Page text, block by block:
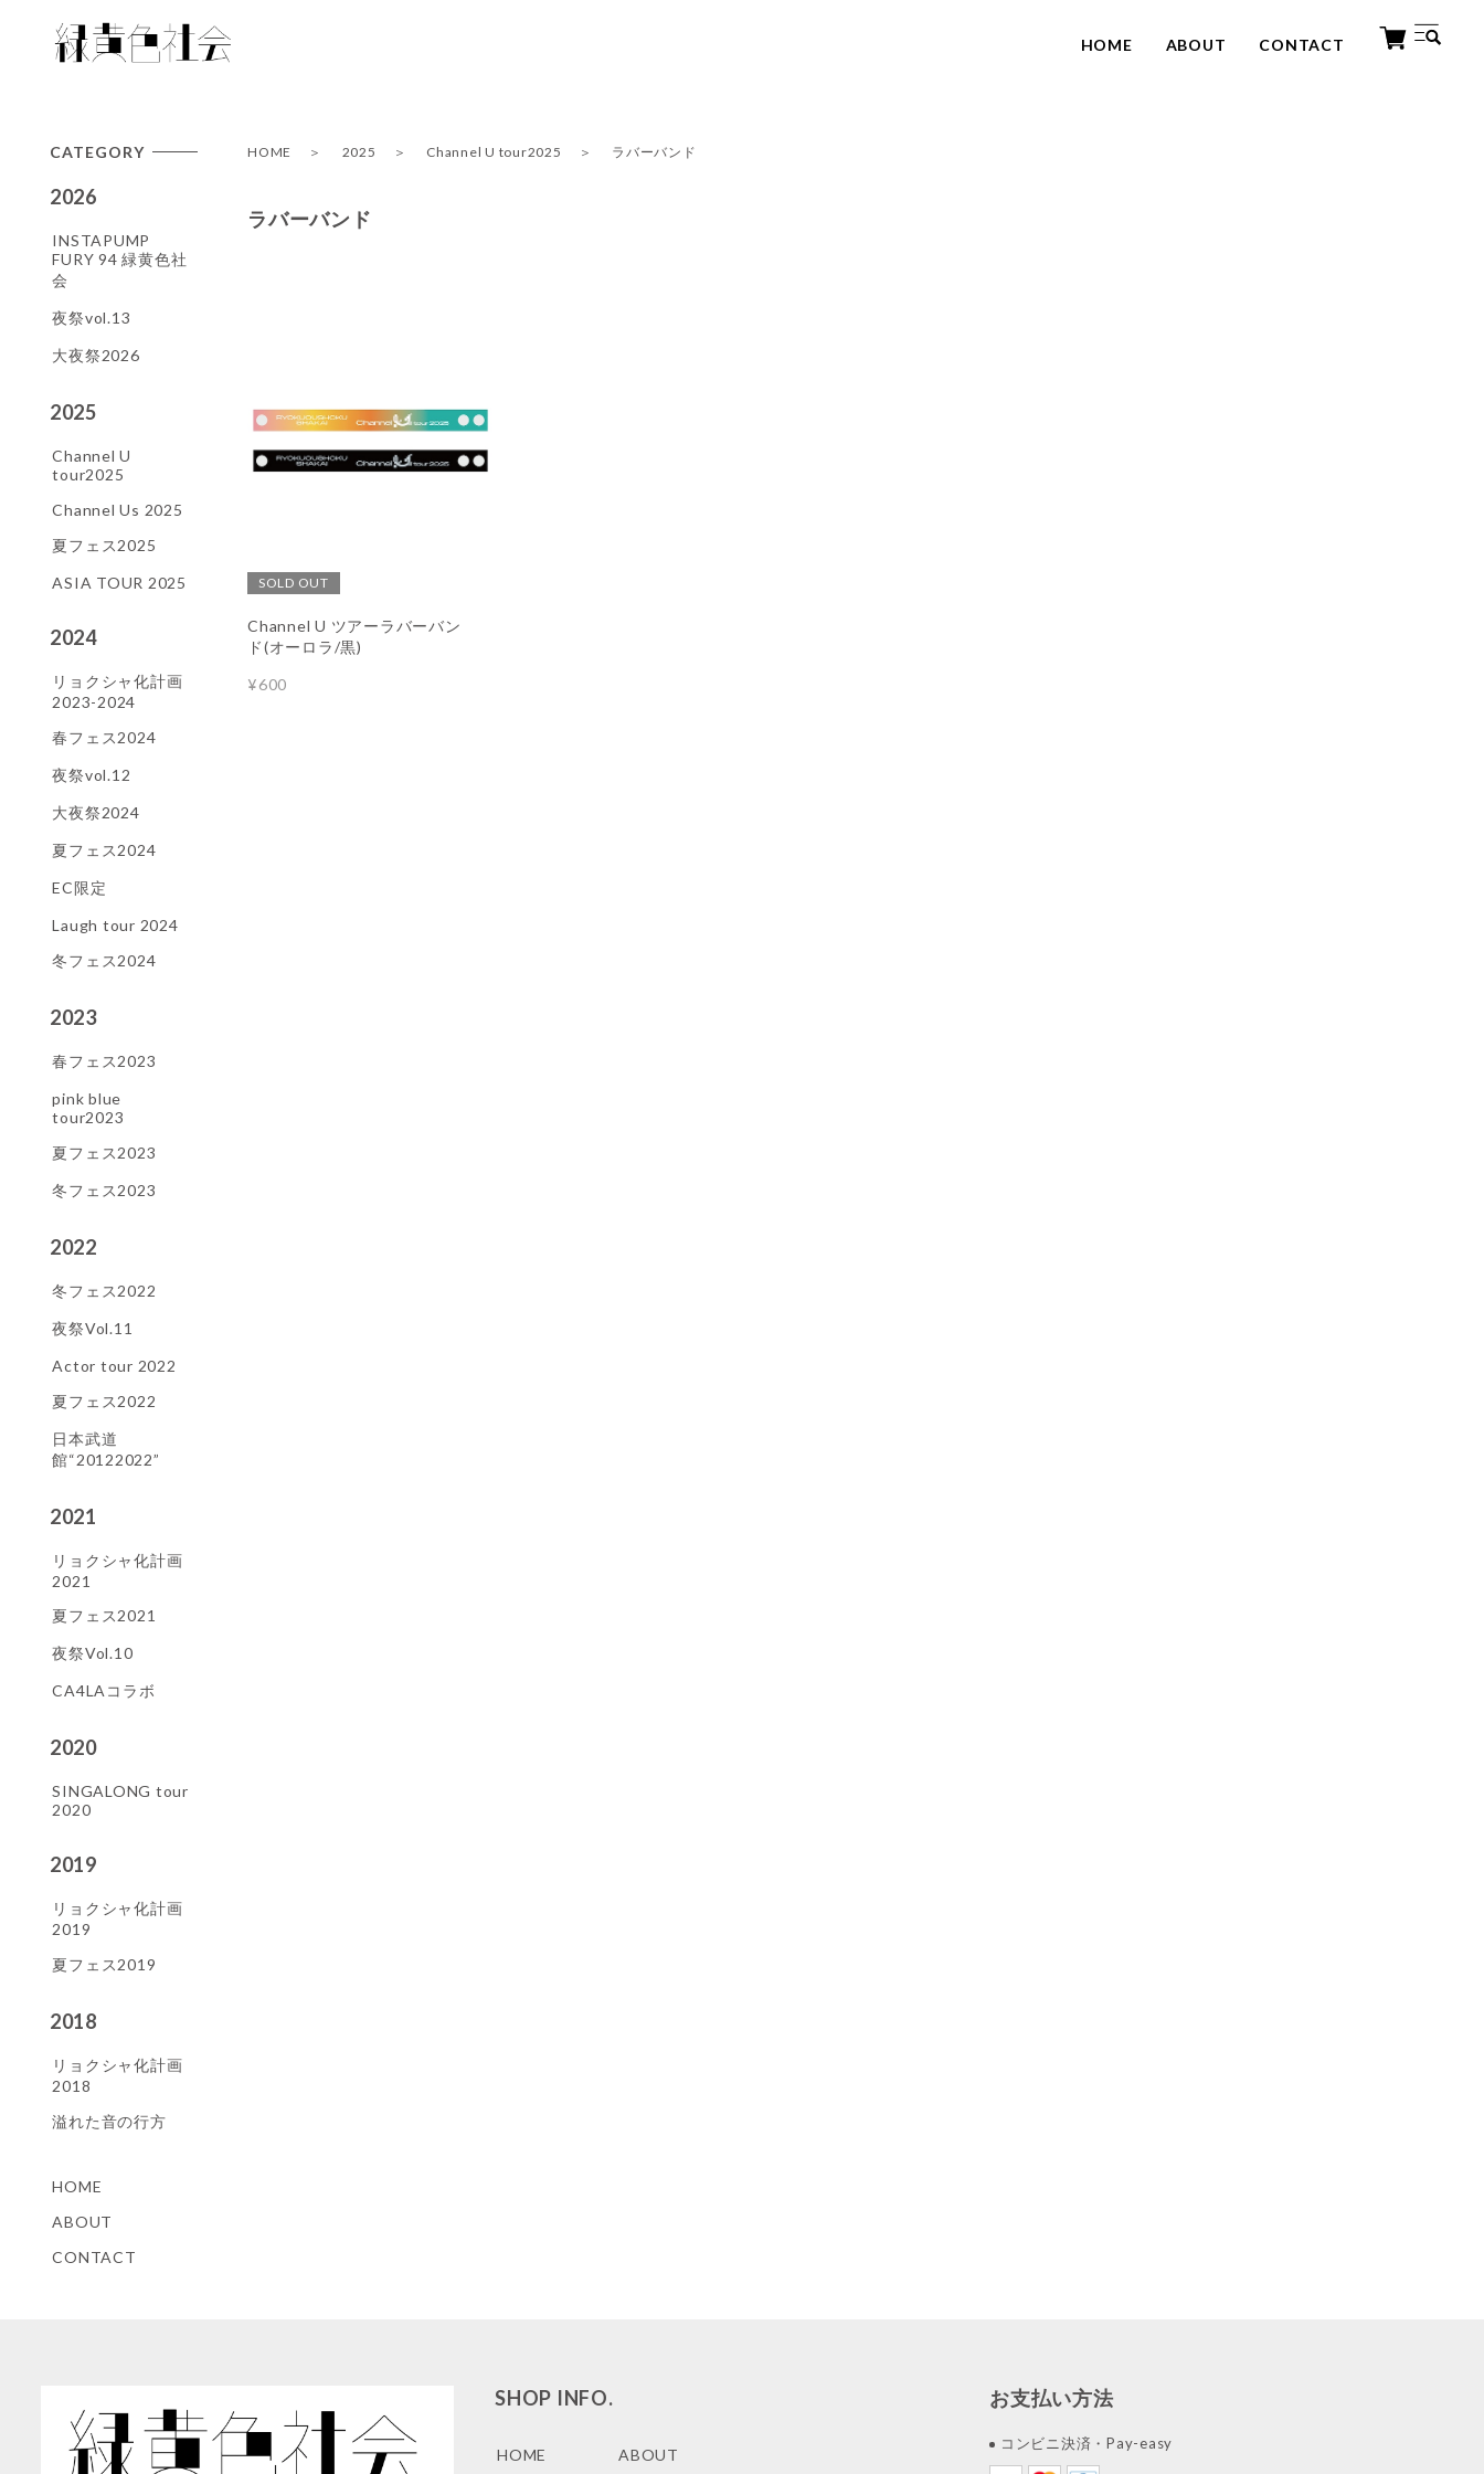
HOME ABOUT CONTACT
HOME 2025 Channel U tour2025 ラバーバンド
ラバーバンド
SOLD OUT
Channel U ツアーラバーバン
ド(オーロラ/黒)
¥600
CATEGORY
2026
INSTAPUMP
FURY 94 緑黄色社
会
夜祭vol.13
大夜祭2026
2025
Channel U
tour2025
Channel Us 2025
夏フェス2025
ASIA TOUR 2025
2024
リョクシャ化計画
2023-2024
春フェス2024
夜祭vol.12
大夜祭2024
夏フェス2024
EC限定
Laugh tour 2024
冬フェス2024
2023
春フェス2023
pink blue
tour2023
夏フェス2023
冬フェス2023
2022
冬フェス2022
夜祭Vol.11
Actor tour 2022
夏フェス2022
日本武道
館“20122022”
2021
リョクシャ化計画
2021
夏フェス2021
夜祭Vol.10
CA4LAコラボ
2020
SINGALONG tour
2020
2019
リョクシャ化計画
2019
夏フェス2019
2018
リョクシャ化計画
2018
溢れた音の行方
HOME
ABOUT
CONTACT
SHOP INFO.
HOME ABOUT
お支払い方法
コンビニ決済・Pay-easy